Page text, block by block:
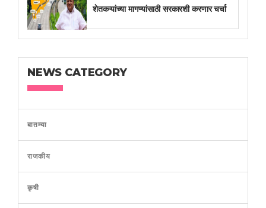
शेतकऱ्यांच्या मागण्यांसाठी सरकारशी करणार चर्चा
NEWS CATEGORY
बातम्या
राजकीय
कृषी